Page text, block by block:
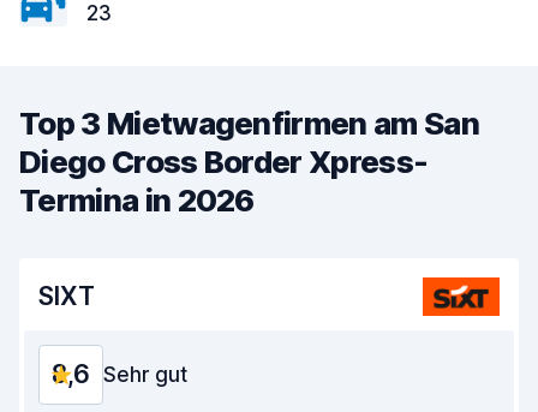
23
Top 3 Mietwagenfirmen am San
Diego Cross Border Xpress-
Termina in 2026
SIXT
8,6 Sehr gut